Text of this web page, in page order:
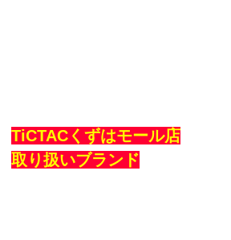
TiCTACくずはモール店
取り扱いブランド